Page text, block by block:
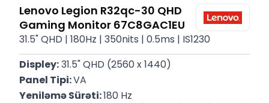
Lenovo Legion R32qc-30 QHD
Gaming Monitor 67C8GAC1EU
31.5" QHD | 180Hz | 350nits | 0.5ms | IS1230
Displey: 31.5" QHD (2560 x 1440)
Panel Tipi: VA
Yeniləmə Sürəti: 180 Hz